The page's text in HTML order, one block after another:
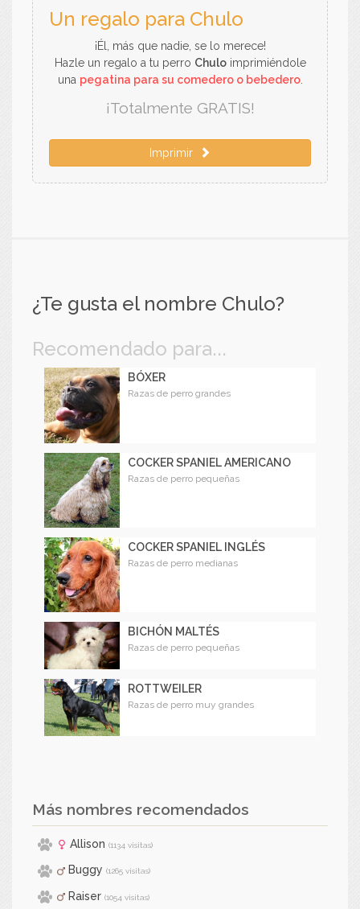
Un regalo para Chulo
¡Él, más que nadie, se lo merece!
Hazle un regalo a tu perro Chuloimprimiéndole
una pegatina para su comedero o bebedero.
¡Totalmente GRATIS!
Imprimir
¿Te gusta el nombre Chulo?
Recomendado para...
BÓXER
Razas de perro grandes
COCKER SPANIEL AMERICANO
Razas de perro pequeñas
COCKER SPANIEL INGLÉS
Razas de perro medianas
BICHÓN MALTÉS
Razas de perro pequeñas
ROTTWEILER
Razas de perro muy grandes
Más nombres recomendados
Allison (1134 visitas)
Buggy (1265 visitas)
Raiser (1054 visitas)